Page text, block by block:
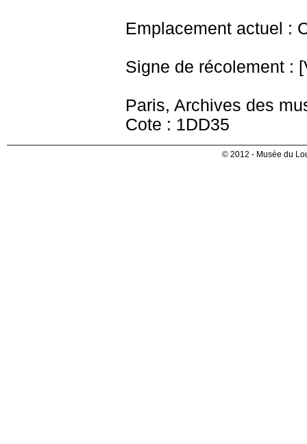
Emplacement actuel :
Signe de récolement :
Paris, Archives des
Cote : 1DD35
© 2012 - Musée du